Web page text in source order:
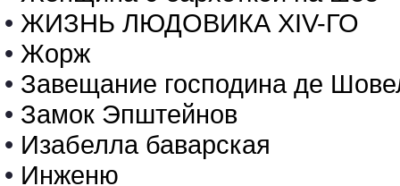
• ЖИЗНЬ ЛЮДОВИКА XIV-ГО
• Жорж
• Завещание господина де
• Замок Эпштейнов
• Изабелла баварская
• Инженю